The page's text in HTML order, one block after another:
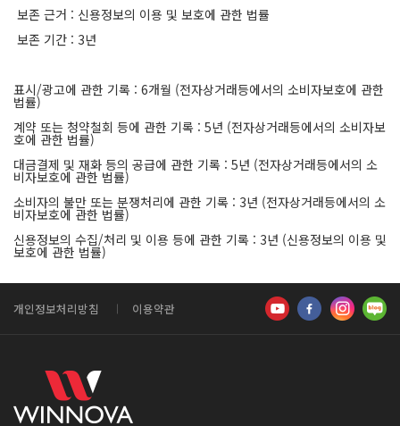
보존 근거 : 신용정보의 이용 및 보호에 관한 법률
보존 기간 : 3년
표시/광고에 관한 기록 : 6개월 (전자상거래등에서의 소비자보호에 관한
법률)
계약 또는 청약철회 등에 관한 기록 : 5년 (전자상거래등에서의 소비자보
호에 관한 법률)
대금결제 및 재화 등의 공급에 관한 기록 : 5년 (전자상거래등에서의 소
비자보호에 관한 법률)
소비자의 불만 또는 분쟁처리에 관한 기록 : 3년 (전자상거래등에서의 소
비자보호에 관한 법률)
신용정보의 수집/처리 및 이용 등에 관한 기록 : 3년 (신용정보의 이용 및
보호에 관한 법률)
개인정보처리방침 이용약관